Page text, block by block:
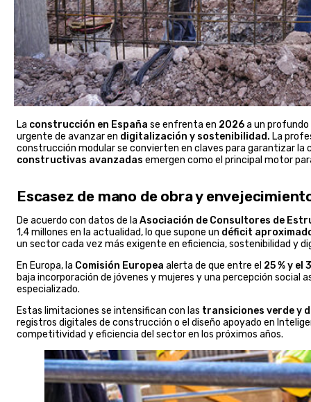
La construcción en España se enfrenta en 2026a un
urgente de avanzar en digitalización y sostenibilidad. La
construcción modular se convierten en claves para garantizar
constructivas avanzadas emergen como el principal motor
Escasez de mano de obra y
De acuerdo con datos de la Asociación de Consultores de
1,4 millones en la actualidad, lo que supone un déficit
un sector cada vez más exigente en eficiencia, sostenibilidad y
En Europa, la Comisión Europea alerta de que entre el 25 % y el
baja incorporación de jóvenes y mujeres y una percepción
especializado.
Estas limitaciones se intensifican con las transiciones verde y
registros digitales de construcción o el diseño apoyado en
competitividad y eficiencia del sector en los próximos años.